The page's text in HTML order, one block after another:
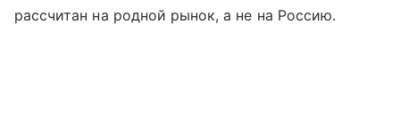
рассчитан на родной рынок, а не на Россию.